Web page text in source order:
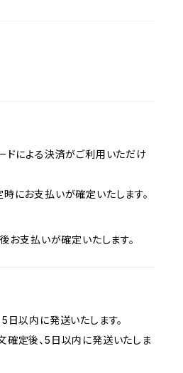
ドによる決済がご利用いただけ
にお支払いが確定いたします。
お支払いが確定いたします。
日以内に発送いたします。
定後、5日以内に発送いたしま